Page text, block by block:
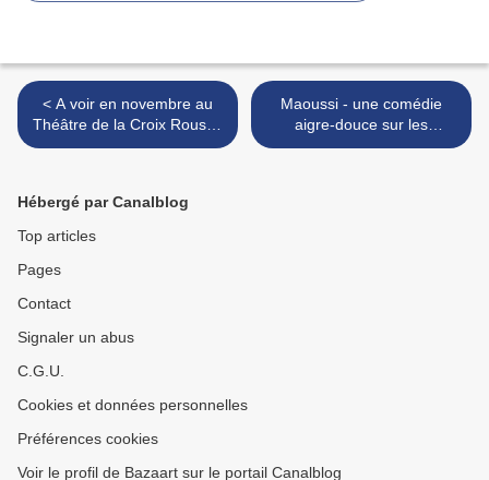
< A voir en novembre au
Théâtre de la Croix Rousse
- La chair est triste hélas :
Maoussi - une comédie
aigre-douce sur les
présomptions de l'amour
Hébergé par Canalblog
Top articles
Pages
Contact
Signaler un abus
C.G.U.
Cookies et données personnelles
Préférences cookies
Voir le profil de Bazaart sur le portail Canalblog